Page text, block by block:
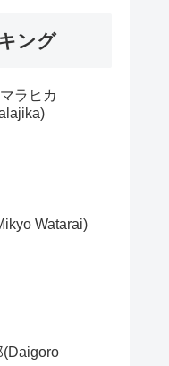
ング
ラヒカ
Watarai)
(Daigoro